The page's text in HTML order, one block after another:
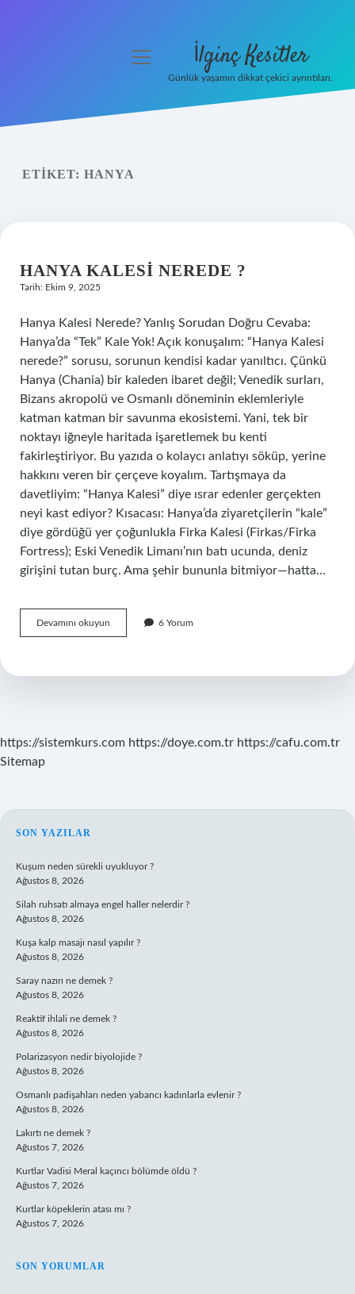
Yasal Uyarı
menüyü
İlginç Kesitler
Günlük yaşamın dikkat çekici ayrıntıları.
ETIKET: HANYA
HANYA KALESI NEREDE ?
Tarih: Ekim 9, 2025
Hanya Kalesi Nerede? Yanlış Sorudan Doğru Cevaba:
Hanya’da “Tek” Kale Yok! Açık konuşalım: “Hanya Kalesi
nerede?” sorusu, sorunun kendisi kadar yanıltıcı. Çünkü
Hanya (Chania) bir kaleden ibaret değil; Venedik surları,
Bizans akropolü ve Osmanlı döneminin eklemleriyle
katman katman bir savunma ekosistemi. Yani, tek bir
noktayı iğneyle haritada işaretlemek bu kenti
fakirleştiriyor. Bu yazıda o kolaycı anlatıyı söküp, yerine
hakkını veren bir çerçeve koyalım. Tartışmaya da
davetliyim: “Hanya Kalesi” diye ısrar edenler gerçekten
neyi kast ediyor? Kısacası: Hanya’da ziyaretçilerin “kale”
diye gördüğü yer çoğunlukla Firka Kalesi (Firkas/Firka
Fortress); Eski Venedik Limanı’nın batı ucunda, deniz
girişini tutan burç. Ama şehir bununla bitmiyor—hatta…
Devamını okuyun
Kalesi
6 Yorum
https://sistemkurs.com https://doye.com.tr https://cafu.com.tr
Sitemap
SIDEBAR
SON YAZILAR
Kuşum neden sürekli uyukluyor ?
Ağustos 8, 2026
Silah ruhsatı almaya engel haller nelerdir ?
Ağustos 8, 2026
Kuşa kalp masajı nasıl yapılır ?
Ağustos 8, 2026
Saray nazırı ne demek ?
Ağustos 8, 2026
Reaktif ihlali ne demek ?
Ağustos 8, 2026
Polarizasyon nedir biyolojide ?
Ağustos 8, 2026
Osmanlı padişahları neden yabancı kadınlarla evlenir ?
Ağustos 8, 2026
Lakırtı ne demek ?
Ağustos 7, 2026
Kurtlar Vadisi Meral kaçıncı bölümde öldü ?
Ağustos 7, 2026
Kurtlar köpeklerin atası mı ?
Ağustos 7, 2026
SON YORUMLAR